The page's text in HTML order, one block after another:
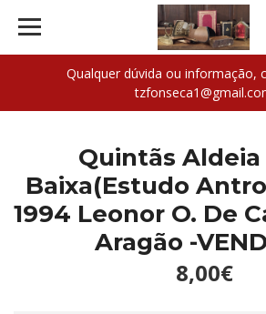
Qualquer dúvida ou informação,
Quintãs Aldeia
Baixa(Estudo
1994 Leonor O. De
Aragão -
8,00€